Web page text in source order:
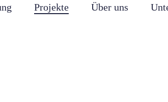
Projekte Über uns